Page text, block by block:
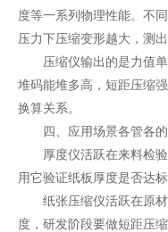
度等一系列物理性能。不
压力下压缩变形越大，测
压缩仪输出的是力值单
堆码能堆多高，短距压缩
换算关系。
四、应用场景各管各的
厚度仪活跃在来料检验
用它验证纸板厚度是否达
纸张压缩仪活跃在原材
度，研发阶段要做短距压